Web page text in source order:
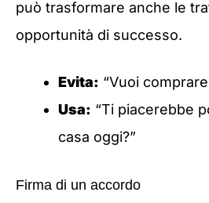
può trasformare anche le
opportunità di successo.
Evita: “Vuoi
Usa: “Ti piacerebbe
casa oggi?”
Firma di un accordo